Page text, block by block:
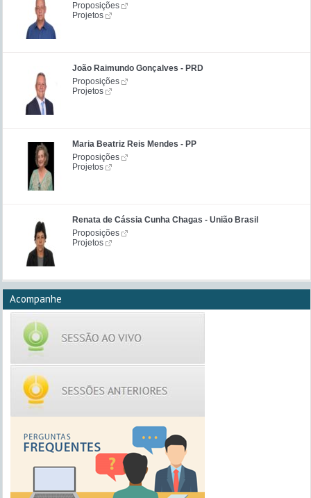
Proposições
Projetos
João Raimundo Gonçalves - PRD
Proposições
Projetos
Maria Beatriz Reis Mendes - PP
Proposições
Projetos
Renata de Cássia Cunha Chagas - União Brasil
Proposições
Projetos
Acompanhe